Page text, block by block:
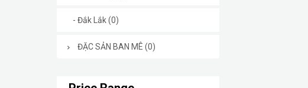
- Đắk Lắk (0)
ĐẶC SẢN BAN MÊ (0)